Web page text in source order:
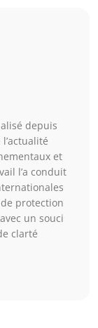
depuis
et
l’a conduit
protection
un souci
clarté